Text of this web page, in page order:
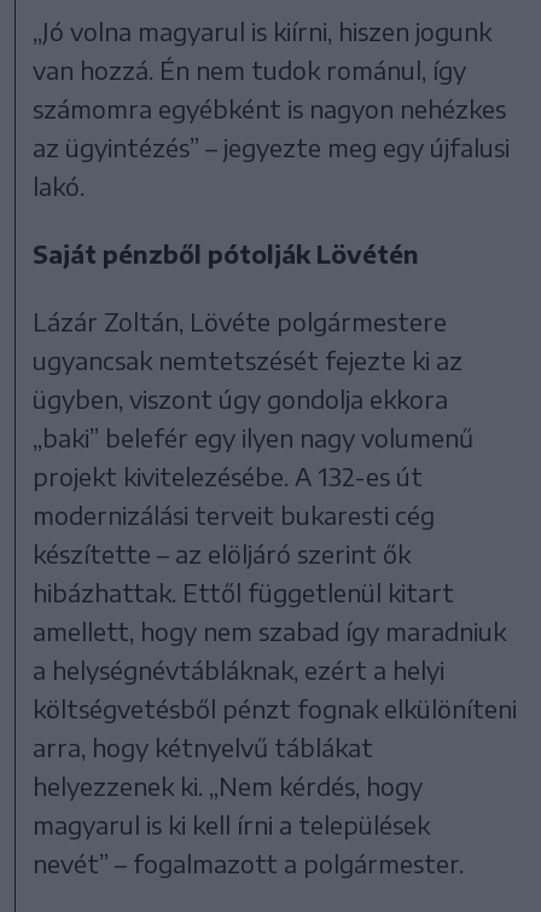
„Jó volna magyarul is kiírni, hiszen jogunk
van hozzá. Én nem tudok románul, így
számomra egyébként is nagyon nehézkes
az ügyintézés” – jegyezte meg egy újfalusi
lakó.
Saját pénzből pótolják Lövétén
Lázár Zoltán, Lövéte polgármestere
ugyancsak nemtetszését fejezte ki az
ügyben, viszont úgy gondolja ekkora
„baki” belefér egy ilyen nagy volumenű
projekt kivitelezésébe. A 132-es út
modernizálási terveit bukaresti cég
készítette – az elöljáró szerint ők
hibázhattak. Ettől függetlenül kitart
amellett, hogy nem szabad így maradniuk
a helységnévtábláknak, ezért a helyi
költségvetésből pénzt fognak elkülöníteni
arra, hogy kétnyelvű táblákat
helyezzenek ki. „Nem kérdés, hogy
magyarul is ki kell írni a települések
nevét” – fogalmazott a polgármester.